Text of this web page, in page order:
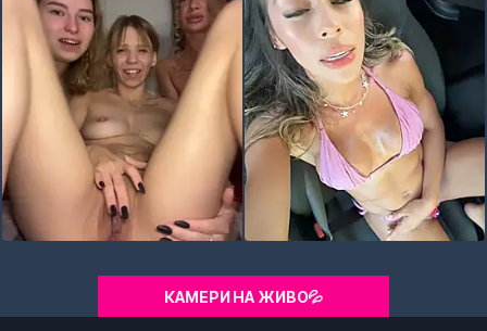
КАМЕРИ НА ЖИВО💦